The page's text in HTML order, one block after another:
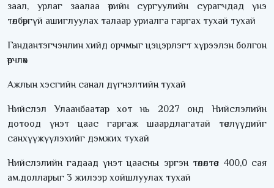
заал, урлаг заалаа өөрийн сургуулийн сурагчдад үнэ
төлбөргүй ашиглуулах талаар уриалга гаргах тухай тухай
Гандантэгчэнлин хийд орчмыг цэцэрлэгт хүрээлэн болгон
өөрчлөх
Ажлын хэсгийн санал дүгнэлтийн тухай
Нийслэл Улаанбаатар хот нь 2027 онд Нийслэлийн
дотоод үнэт цаас гаргаж шаардлагатай төслүүдийг
санхүүжүүлэхийг дэмжих тухай
Нийслэлийн гадаад үнэт цаасны эргэн төлөлтөөс 400,0 сая
ам.долларыг 3 жилээр хойшлуулах тухай